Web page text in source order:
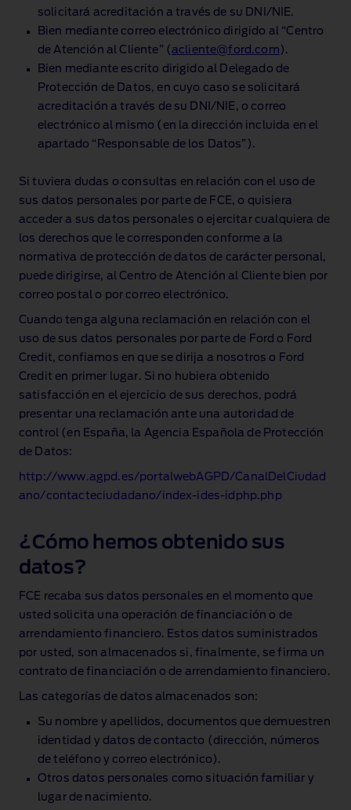
solicitará acreditación a través de su DNI/NIE.
Bien mediante correo electrónico dirigido al “Centro
de Atención al Cliente” ( acliente@ford.com ).
Bien mediante escrito dirigido al Delegado de
Protección de Datos, en cuyo caso se solicitará
acreditación a través de su DNI/NIE, o correo
electrónico al mismo (en la dirección incluida en el
apartado “Responsable de los Datos”).
Si tuviera dudas o consultas en relación con el uso de
sus datos personales por parte de FCE, o quisiera
acceder a sus datos personales o ejercitar cualquiera de
los derechos que le corresponden conforme a la
normativa de protección de datos de carácter personal,
puede dirigirse, al Centro de Atención al Cliente bien por
correo postal o por correo electrónico.
Cuando tenga alguna reclamación en relación con el
uso de sus datos personales por parte de Ford o Ford
Credit, confiamos en que se dirija a nosotros o Ford
Credit en primer lugar. Si no hubiera obtenido
satisfacción en el ejercicio de sus derechos, podrá
presentar una reclamación ante una autoridad de
control (en España, la Agencia Española de Protección
de Datos:
http://www.agpd.es/portalwebAGPD/CanalDelCiudad
ano/contacteciudadano/index‑ides‑idphp.php
¿Cómo hemos obtenido sus
datos?
FCE recaba sus datos personales en el momento que
usted solicita una operación de financiación o de
arrendamiento financiero. Estos datos suministrados
por usted, son almacenados si, finalmente, se firma un
contrato de financiación o de arrendamiento financiero.
Las categorías de datos almacenados son:
Su nombre y apellidos, documentos que demuestren
identidad y datos de contacto (dirección, números
de teléfono y correo electrónico).
Otros datos personales como situación familiar y
lugar de nacimiento.